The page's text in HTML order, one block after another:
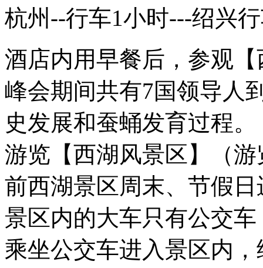
杭州--行车1小时---绍兴
酒店内用早餐后，参观
峰会期间共有7国领导人
史发展和蚕蛹发育过程。
游览【西湖风景区】（
前西湖景区周末、节假
景区内的大车只有公交
乘坐公交车进入景区内